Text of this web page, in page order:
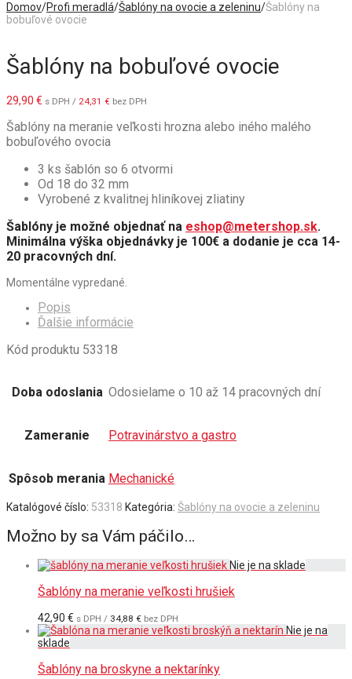
Domov/Profi meradlá/Šablóny na ovocie a zeleninu/Šablóny na
bobuľové ovocie
Šablóny na bobuľové ovocie
29,90 € s DPH / 24,31 € bez DPH
Šablóny na meranie veľkosti hrozna alebo iného malého
bobuľového ovocia
3 ks šablón so 6 otvormi
Od 18 do 32 mm
Vyrobené z kvalitnej hliníkovej zliatiny
Šablóny je možné objednať na eshop@metershop.sk.
Minimálna výška objednávky je 100€ a dodanie je cca 14-
20 pracovných dní.
Momentálne vypredané.
Popis
Ďalšie informácie
Kód produktu 53318
Doba odoslania Odosielame o 10 až 14 pracovných dní
Zameranie Potravinárstvo a gastro
Spôsob merania Mechanické
Katalógové číslo: 53318 Kategória: Šablóny na ovocie a zeleninu
Možno by sa Vám páčilo…
Šablóny na meranie veľkosti hrušiek
42,90 € s DPH / 34,88 € bez DPH
Šablóny na broskyne a nektarínky